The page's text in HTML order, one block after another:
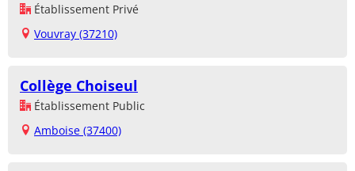
Établissement Privé
Vouvray (37210)
Collège Choiseul
Établissement Public
Amboise (37400)